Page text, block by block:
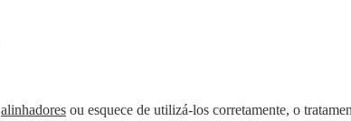
alinhadores ou esquece de utilizá-los corretamente, o